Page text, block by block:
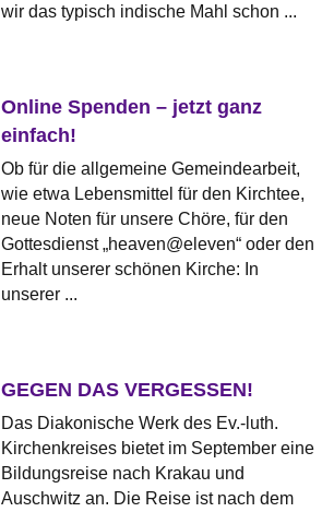
wir das typisch indische Mahl schon ...
Online Spenden – jetzt ganz
einfach!
Ob für die allgemeine Gemeindearbeit,
wie etwa Lebensmittel für den Kirchtee,
neue Noten für unsere Chöre, für den
Gottesdienst „heaven@eleven“ oder den
Erhalt unserer schönen Kirche: In
unserer ...
GEGEN DAS VERGESSEN!
Das Diakonische Werk des Ev.-luth.
Kirchenkreises bietet im September eine
Bildungsreise nach Krakau und
Auschwitz an. Die Reise ist nach dem